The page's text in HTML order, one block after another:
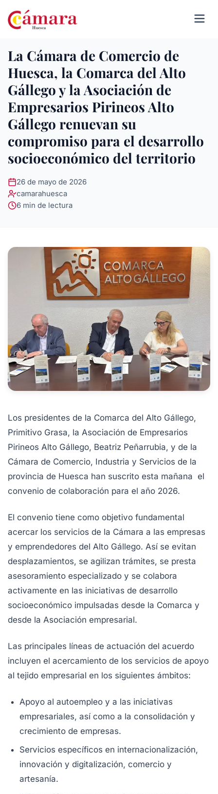
La Cámara de Comercio de
Huesca, la Comarca del Alto
Gállego y la Asociación de
Empresarios Pirineos Alto
Gállego renuevan su
compromiso para el desarrollo
socioeconómico del territorio
26 de mayo de 2026
camarahuesca
6 min de lectura
Los presidentes de la Comarca del Alto Gállego,
Primitivo Grasa, la Asociación de Empresarios
Pirineos Alto Gállego, Beatriz Peñarrubia, y de la
Cámara de Comercio, Industria y Servicios de la
provincia de Huesca han suscrito esta mañana el
convenio de colaboración para el año 2026.
El convenio tiene como objetivo fundamental
acercar los servicios de la Cámara a las empresas
y emprendedores del Alto Gállego. Así se evitan
desplazamientos, se agilizan trámites, se presta
asesoramiento especializado y se colabora
activamente en las iniciativas de desarrollo
socioeconómico impulsadas desde la Comarca y
desde la Asociación empresarial.
Las principales líneas de actuación del acuerdo
incluyen el acercamiento de los servicios de apoyo
al tejido empresarial en los siguientes ámbitos:
Apoyo al autoempleo y a las iniciativas
empresariales, así como a la consolidación y
crecimiento de empresas.
Servicios específicos en internacionalización,
innovación y digitalización, comercio y
artesanía.